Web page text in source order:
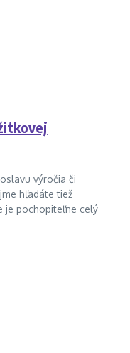
výročia či
hľadáte tiež
je pochopiteľne celý